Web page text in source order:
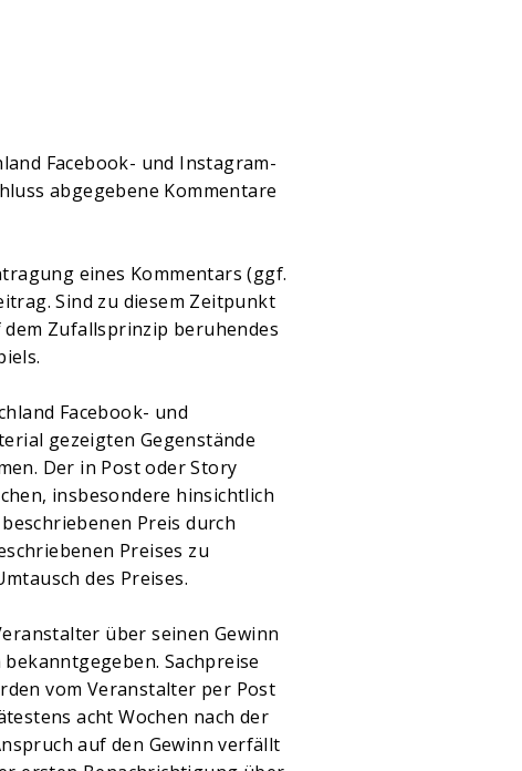
Facebook- und Instagram-
abgegebene Kommentare
eines Kommentars (ggf.
Sind zu diesem Zeitpunkt
Zufallsprinzip beruhendes
Facebook- und
gezeigten Gegenstände
Der in Post oder Story
insbesondere hinsichtlich
Preis durch
Preises zu
des Preises.
über seinen Gewinn
Sachpreise
vom Veranstalter per Post
acht Wochen nach der
auf den Gewinn verfällt